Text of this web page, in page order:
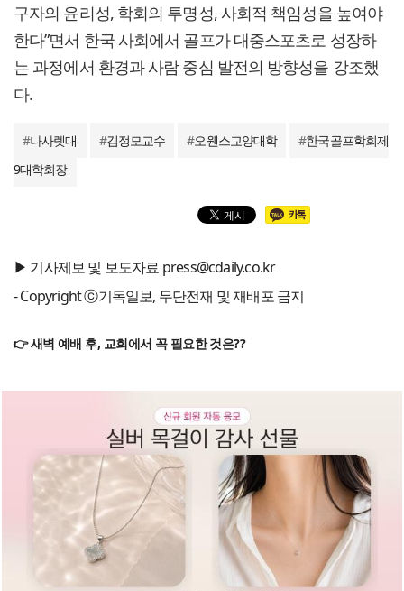
구자의 윤리성, 학회의 투명성, 사회적 책임성을 높여야
한다”면서 한국 사회에서 골프가 대중스포츠로 성장하
는 과정에서 환경과 사람 중심 발전의 방향성을 강조했
다.
#나사렛대 #김정모교수 #오웬스교양대학 #한국골프학회제
9대학회장
▶ 기사제보 및 보도자료 press@cdaily.co.kr
- Copyright ⓒ기독일보, 무단전재 및 재배포 금지
👉 새벽 예배 후, 교회에서 꼭 필요한 것은??